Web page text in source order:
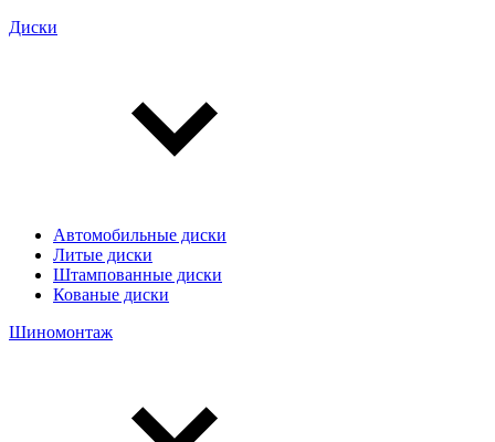
Диски
Автомобильные диски
Литые диски
Штампованные диски
Кованые диски
Шиномонтаж